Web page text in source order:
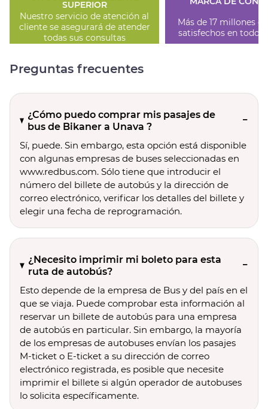
SUPERIOR
Nuestro servicio de atención al
cliente se asegurará de atender
todas sus consultas
Más de 17 millones
satisfechos en todo
Preguntas frecuentes
¿Cómo puedo comprar mis pasajes de
bus de Bikaner a Unava ?
Sí, puede. Sin embargo, esta opción está disponible
con algunas empresas de buses seleccionadas en
www.redbus.com. Sólo tiene que introducir el
número del billete de autobús y la dirección de
correo electrónico, verificar los detalles del billete y
elegir una fecha de reprogramación.
¿Necesito imprimir mi boleto para esta
ruta de autobús?
Esto depende de la empresa de Bus y del país en el
que se viaja. Puede comprobar esta información al
reservar un billete de autobús para una empresa
de autobús en particular. Sin embargo, la mayoría
de los empresas de autobuses envían los pasajes
M-ticket o E-ticket a su dirección de correo
electrónico registrada, es posible que necesite
imprimir el billete si algún operador de autobuses
lo solicita específicamente.